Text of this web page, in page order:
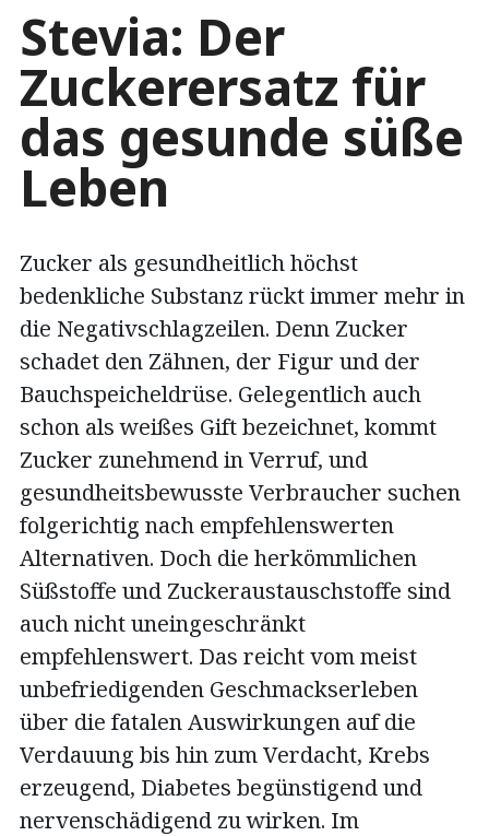
Stevia: Der
Zuckerersatz für
das gesunde süße
Leben
Zucker als gesundheitlich höchst
bedenkliche Substanz rückt immer mehr in
die Negativschlagzeilen. Denn Zucker
schadet den Zähnen, der Figur und der
Bauchspeicheldrüse. Gelegentlich auch
schon als weißes Gift bezeichnet, kommt
Zucker zunehmend in Verruf, und
gesundheitsbewusste Verbraucher suchen
folgerichtig nach empfehlenswerten
Alternativen. Doch die herkömmlichen
Süßstoffe und Zuckeraustauschstoffe sind
auch nicht uneingeschränkt
empfehlenswert. Das reicht vom meist
unbefriedigenden Geschmackserleben
über die fatalen Auswirkungen auf die
Verdauung bis hin zum Verdacht, Krebs
erzeugend, Diabetes begünstigend und
nervenschädigend zu wirken. Im